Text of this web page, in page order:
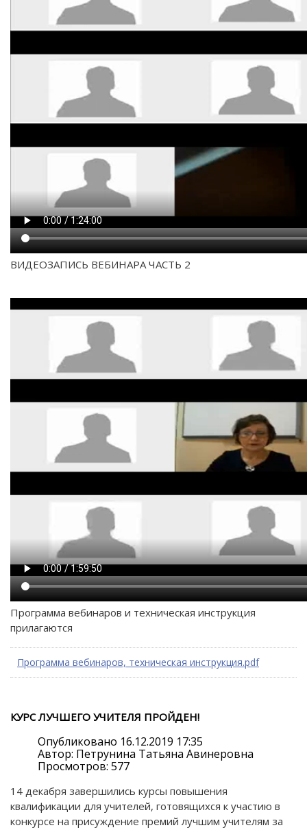
ВИДЕОЗАПИСЬ ВЕБИНАРА ЧАСТЬ 2
Программа вебинаров и техническая инструкция
прилагаются
Программа вебинаров, техническая инструкция.pdf
КУРС ЛУЧШЕГО УЧИТЕЛЯ ПРОЙДЕН!
Опубликовано 16.12.2019 17:35
Автор: Петрунина Татьяна Авинеровна
Просмотров: 577
14 декабря завершились курсы повышения
квалификации для учителей, готовящихся к участию в
конкурсе на присуждение премий лучшим учителям за